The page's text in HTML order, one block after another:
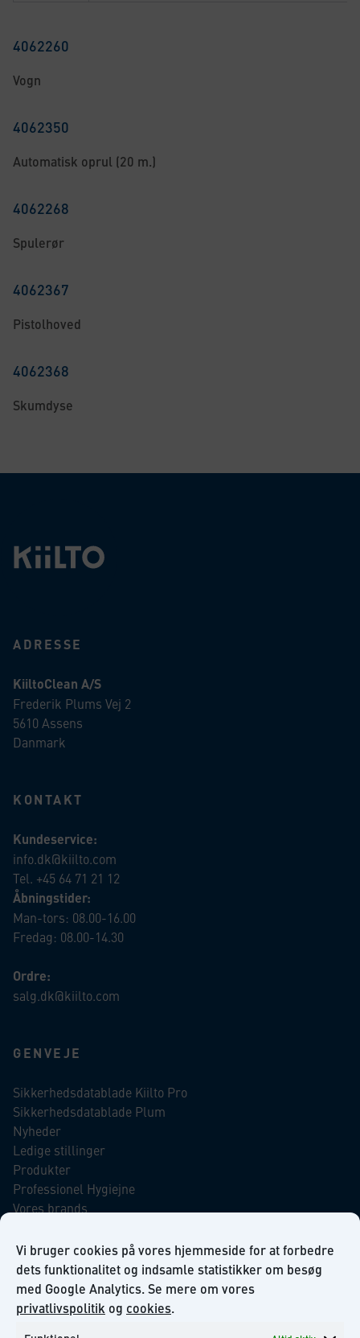
Vi bruger cookies på vores hjemmeside for at forbedre
dets funktionalitet og indsamle statistikker om besøg
med Google Analytics. Se mere om vores
privatlivspolitik og cookies.
4062260
Vogn
4062350
Automatisk oprul (20 m.)
4062268
Spulerør
4062367
Pistolhoved
4062368
Skumdyse
ADRESSE
KiiltoClean A/S
Frederik Plums Vej 2
5610 Assens
Danmark
KONTAKT
Kundeservice:
info.dk@kiilto.com
Tel. +45 64 71 21 12
Åbningstider:
Man-tors: 08.00-16.00
Fredag: 08.00-14.30
Ordre:
salg.dk@kiilto.com
GENVEJE
Sikkerhedsdatablade Kiilto Pro
Sikkerhedsdatablade Plum
Nyheder
Ledige stillinger
Produkter
Professionel Hygiejne
Vores brands
Our Promise to the Environment
INFORMATION